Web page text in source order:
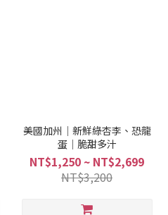
美國加州｜新鮮綠杏李、恐龍
蛋｜脆甜多汁
NT$1,250 ~ NT$2,699
NT$3,200